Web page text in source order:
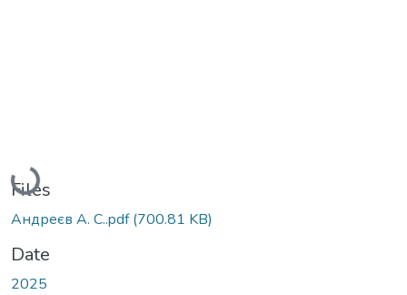
Loading...
Files
Андреєв А. С..pdf(700.81 KB)
Date
2025